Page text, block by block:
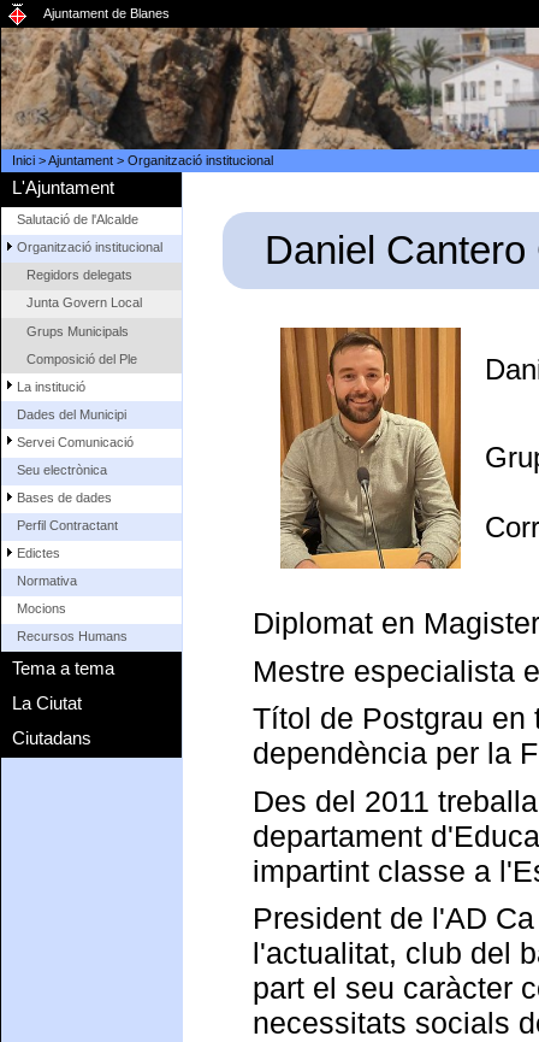
Ajuntament de Blanes
Inici>Ajuntament> Organització institucional
L'Ajuntament
Salutació de l'Alcalde
Organització institucional
Regidors delegats
Junta Govern Local
Grups Municipals
Composició del Ple
La institució
Dades del Municipi
Servei Comunicació
Seu electrònica
Bases de dades
Perfil Contractant
Edictes
Normativa
Mocions
Recursos Humans
Tema a tema
La Ciutat
Ciutadans
Daniel
Diplomat en
Mestre especialista
Títol de Postgrau en
dependència per la
Des del 2011
departament
impartint classe a
President de l'AD
l'actualitat, club del
part el seu caràcter
necessitats socials